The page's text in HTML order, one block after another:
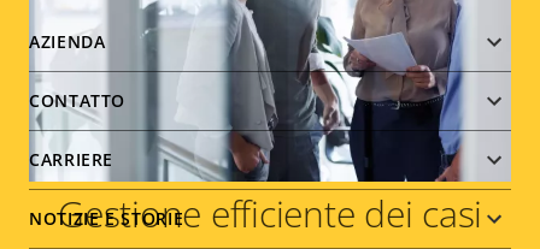
Gestione efficiente dei casi
Footer
menu
AZIENDA
CONTATTO
CARRIERE
NOTIZIE E STORIE